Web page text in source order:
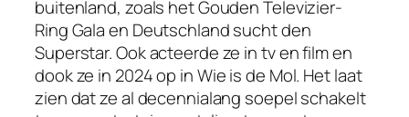
buitenland, zoals het Gouden Televizier-
Ring Gala en Deutschland sucht den
Superstar. Ook acteerde ze in tv en film en
dook ze in 2024 op in Wie is de Mol. Het laat
zien dat ze al decennialang soepel schakelt